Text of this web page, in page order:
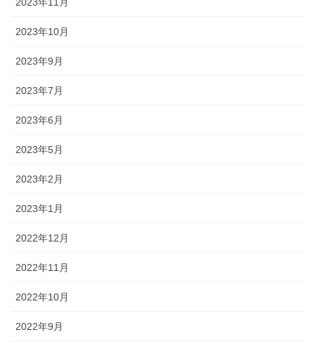
2023年10月
2023年9月
2023年7月
2023年6月
2023年5月
2023年2月
2023年1月
2022年12月
2022年11月
2022年10月
2022年9月